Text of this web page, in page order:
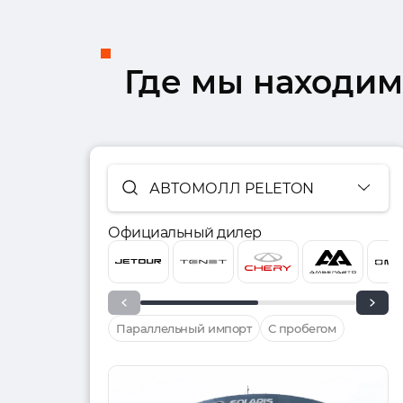
Где мы
АВТОМОЛЛ PELETON
Официальный дилер
Параллельный импорт С пробегом